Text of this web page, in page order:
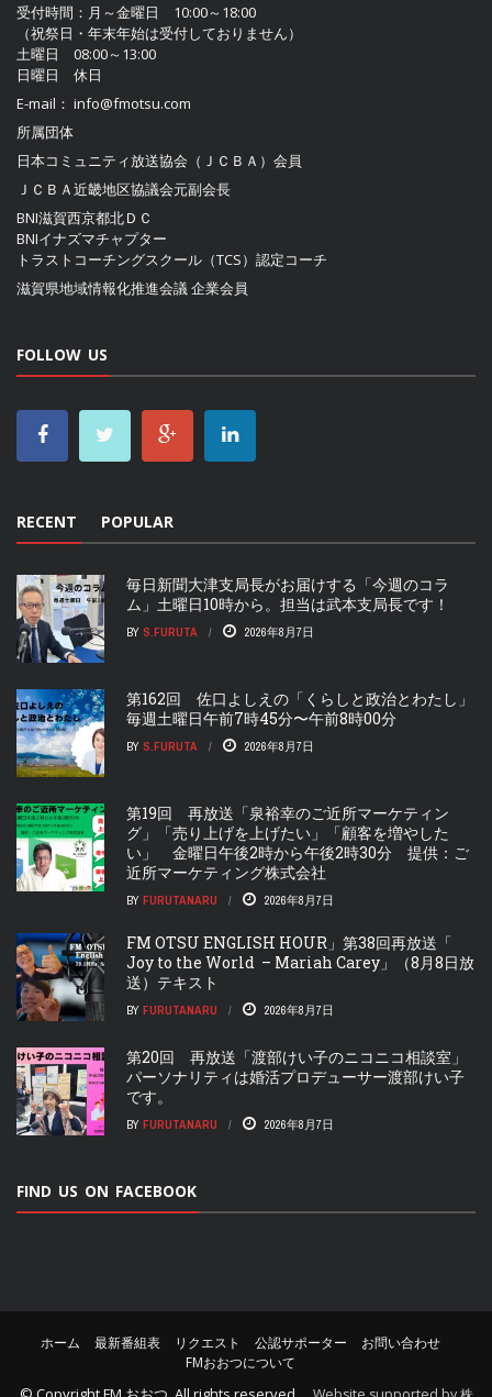
受付時間：月～金曜日 10:00～18:00
（祝祭日・年末年始は受付しておりません）
土曜日 08:00～13:00
日曜日 休日
E-mail： info@fmotsu.com
所属団体
日本コミュニティ放送協会（ＪＣＢＡ） 会員
ＪＣＢＡ近畿地区協議会元副会長
BNI滋賀西京都北ＤＣ
BNIイナズマチャプター
トラストコーチングスクール（TCS）認定コーチ
滋賀県地域情報化推進会議企業会員
FOLLOW US
RECENT POPULAR
毎日新聞大津支局長がお届けする「今週のコラ
ム」土曜日10時から。担当は武本支局長です！
BY S.FURUTA 2026年8月7日
第162回 佐口よしえの「くらしと政治とわたし」
毎週土曜日午前7時45分〜午前8時00分
BY S.FURUTA 2026年8月7日
第19回 再放送「泉裕幸のご近所マーケティン
グ」「売り上げを上げたい」「顧客を増やした
い」 金曜日午後2時から午後2時30分 提供：ご
近所マーケティング株式会社
BY FURUTANARU 2026年8月7日
FM OTSU ENGLISH HOUR」第38回再放送「
Joy to the World – Mariah Carey」（8月8日放
送）テキスト
BY FURUTANARU 2026年8月7日
第20回 再放送「渡部けい子のニコニコ相談室」
パーソナリティは婚活プロデューサー渡部けい子
です。
BY FURUTANARU 2026年8月7日
FIND US ON FACEBOOK
ホーム 最新番組表 リクエスト 公認サポーター
お問い合わせ
FMおおつについて